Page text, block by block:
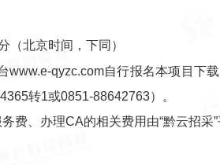
（北京时间，下同）
www.e-qyzc.com自行报名本项目
转1或0851-88642763）。
费、办理CA的相关费用由“黔云招采